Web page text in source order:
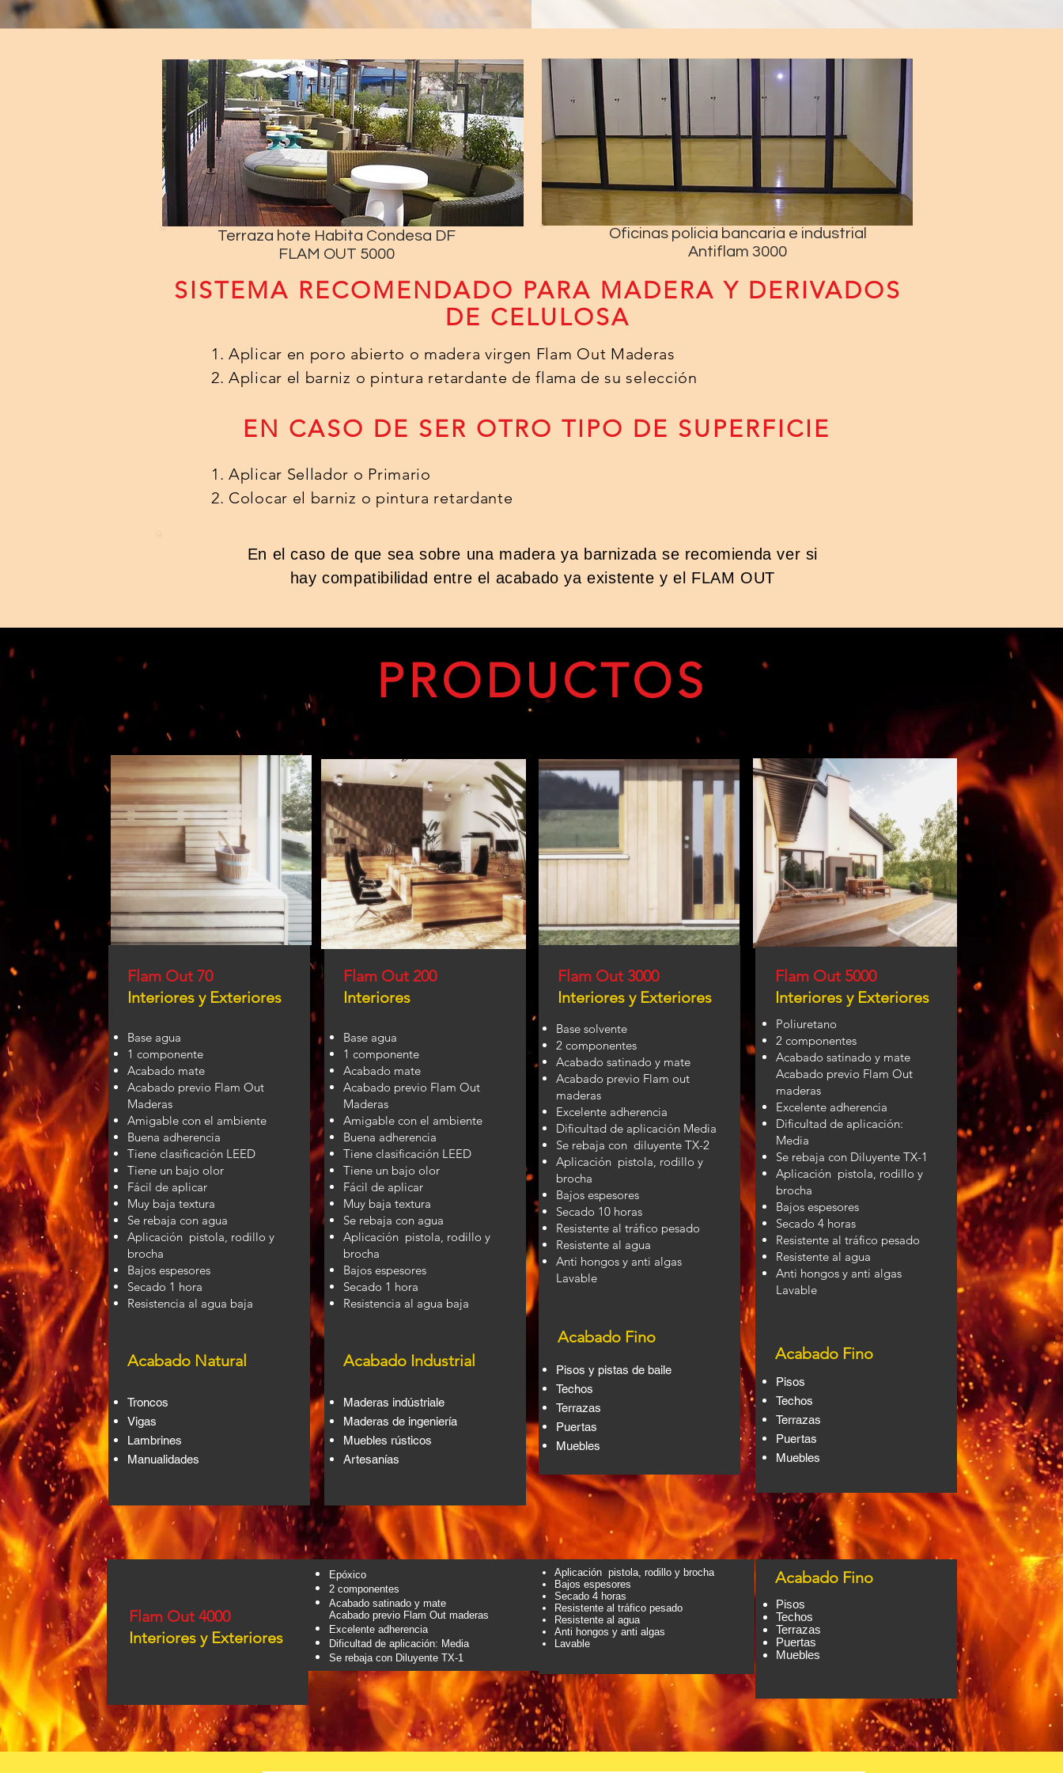
Terraza hote Habita Condesa DF
FLAM OUT 5000
Oficinas policia bancaria e industrial
Antiflam 3000
1. Aplicar en poro abierto o madera virgen Flam Out Maderas
2. Aplicar el barniz o pintura retardante de flama de su selección
1. Aplicar Sellador o Primario
2. Colocar el barniz o pintura retardante
SISTEMA RECOMENDADO PARA MADERA Y DERIVADOS
DE CELULOSA
EN CASO DE SER OTRO TIPO DE SUPERFICIE
En el caso de que sea sobre una madera ya barnizada se recomienda ver si
hay compatibilidad entre el acabado ya existente y el FLAM OUT
PRODUCTOS
Flam Out 200
Barniz retardante de fuego para celulosa
Barniz retardante de fuego para madera ya barnizada
Pintura retardante de fuego para concreto
Pintura retardante de fuego para tabla roca
Pintura retardante de fuego para escritorio
Barniz retardante de fuego para puertas
Barniz retardante de fuego para escritorios
Barniz retardante de fuego para guarderías
Barniz retardante de fuego para hoteles
Barniz retardante de fuego para escuelas
Barniz retardante de fuego para tapancos
Barniz retardante de fuego para escenarios
Barniz retardante de fuego para pisos
Barniz retardante de fuego base agua
Barniz retardante de fuego base epóxico
Flam Out 70
Interiores y Exteriores
Base agua
1 componente
Acabado mate
Acabado previo Flam Out
Maderas
Amigable con el ambiente
Buena adherencia
Tiene clasificación LEED
Tiene un bajo olor
Fácil de aplicar
Muy baja textura
Se rebaja con agua
Aplicación pistola, rodillo y
brocha
Bajos espesores
Secado 1 hora
Resistencia al agua baja
Acabado Natural
Troncos
Vigas
Lambrines
Manualidades
Flam Out 200
Interiores
Base agua
1 componente
Acabado mate
Acabado previo Flam Out
Maderas
Amigable con el ambiente
Buena adherencia
Tiene clasificación LEED
Tiene un bajo olor
Fácil de aplicar
Muy baja textura
Se rebaja con agua
Aplicación pistola, rodillo y
brocha
Bajos espesores
Secado 1 hora
Resistencia al agua baja
Acabado Industrial
Maderas indústriale
Maderas de ingeniería
Muebles rústicos
Artesanías
Flam Out 3000
Interiores y Exteriores
Base solvente
2 componentes
Acabado satinado y mate
Acabado previo Flam out
maderas
Excelente adherencia
Dificultad de aplicación Media
Se rebaja con diluyente TX-2
Aplicación pistola, rodillo y
brocha
Bajos espesores
Secado 10 horas
Resistente al tráfico pesado
Resistente al agua
Anti hongos y anti algas
Lavable
Acabado Fino
Pisos y pistas de baile
Techos
Terrazas
Puertas
Muebles
Flam Out 5000
Interiores y Exteriores
Poliuretano
2 componentes
Acabado satinado y mate
Acabado previo Flam Out
maderas
Excelente adherencia
Dificultad de aplicación:
Media
Se rebaja con Diluyente TX-1
Aplicación pistola, rodillo y
brocha
Bajos espesores
Secado 4 horas
Resistente al tráfico pesado
Resistente al agua
Anti hongos y anti algas
Lavable
Acabado Fino
Pisos
Techos
Terrazas
Puertas
Muebles
Flam Out 4000
Interiores y Exteriores
Epóxico
2 componentes
Acabado satinado y mate
Acabado previo Flam Out maderas
Excelente adherencia
Dificultad de aplicación: Media
Se rebaja con Diluyente TX-1
Aplicación pistola, rodillo y brocha
Bajos espesores
Secado 4 horas
Resistente al tráfico pesado
Resistente al agua
Anti hongos y anti algas
Lavable
Acabado Fino
Pisos
Techos
Terrazas
Puertas
Muebles